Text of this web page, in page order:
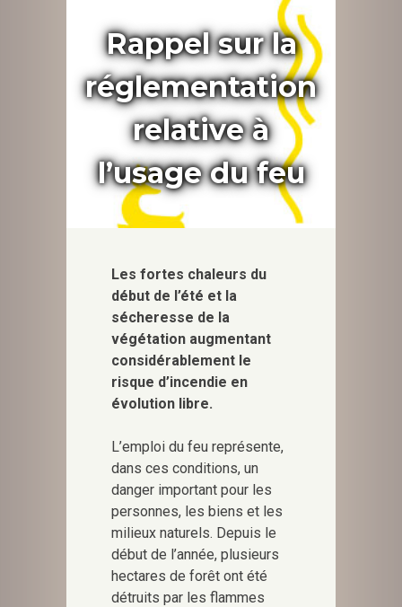
Rappel sur la
réglementation
relative à
l’usage du feu
Les fortes chaleurs du
début de l’été et la
sécheresse de la
végétation augmentant
considérablement le
risque d’incendie en
évolution libre.
L’emploi du feu représente,
dans ces conditions, un
danger important pour les
personnes, les biens et les
milieux naturels. Depuis le
début de l’année, plusieurs
hectares de forêt ont été
détruits par les flammes